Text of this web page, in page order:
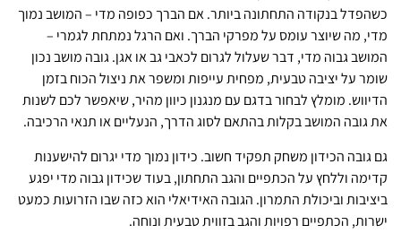
כשהפדל בנקודה התחתונה ביותר. אם הברך כפופה מדי – המושב נמוך
מדי, מה שיוצר עומס על מפרקי הברך. ואם הרגל נמתחת לגמרי –
המושב גבוה מדי, דבר שעלול לגרום לכאבי גב או אגן. גובה מושב נכון
שומר על יציבה טבעית, מפחית עייפות ומשפר את ניצול הכוח בזמן
הדיווש. מומלץ לבחור בדגם עם מנגנון כיוון מהיר, שיאפשר לכם לשנות
את גובה המושב בקלות בהתאם לסוג הדרך, הנעליים או תנאי הרכיבה.
גם גובה הכידון משחק תפקיד חשוב. כידון נמוך מדי יגרום להישענות
קדימה וללחץ על הכתפיים והגב התחתון, בעוד שכידון גבוה מדי יפגע
ביציבות וביכולת התמרון. הגובה האידיאלי הוא כזה שבו הזרועות כמעט
ישרות, הכתפיים רפויות והגב בזווית טבעית ונוחה.